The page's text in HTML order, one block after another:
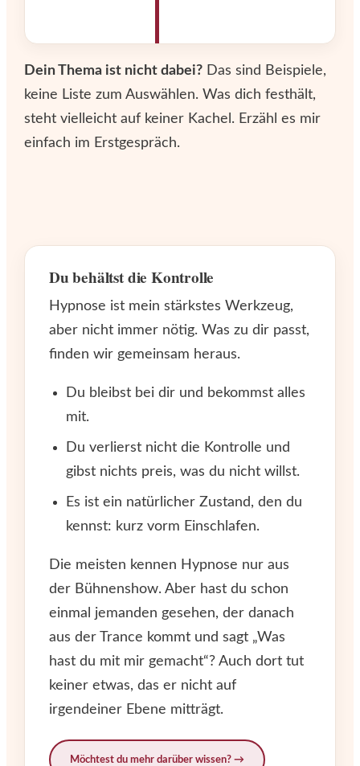
Dein Thema ist nicht dabei? Das sind Beispiele,
keine Liste zum Auswählen. Was dich festhält,
steht vielleicht auf keiner Kachel. Erzähl es mir
einfach im Erstgespräch.
Du behältst die Kontrolle
Hypnose ist mein stärkstes Werkzeug,
aber nicht immer nötig. Was zu dir passt,
finden wir gemeinsam heraus.
Du bleibst bei dir und bekommst alles
mit.
Du verlierst nicht die Kontrolle und
gibst nichts preis, was du nicht willst.
Es ist ein natürlicher Zustand, den du
kennst: kurz vorm Einschlafen.
Die meisten kennen Hypnose nur aus
der Bühnenshow. Aber hast du schon
einmal jemanden gesehen, der danach
aus der Trance kommt und sagt „Was
hast du mit mir gemacht“? Auch dort tut
keiner etwas, das er nicht auf
irgendeiner Ebene mitträgt.
Möchtest du mehr darüber wissen?